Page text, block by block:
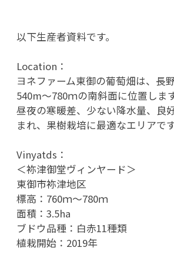
以下生産者資料です。
Location：
ヨネファーム東御の葡萄畑は、長
540m～780ｍの南斜面に位置します
昼夜の寒暖差、少ない降水量、良
まれ、果樹栽培に最適なエリアです
Vinyatds：
＜袮津御堂ヴィンヤード＞
東御市袮津地区
標高：760ｍ～780ｍ
面積：3.5ha
ブドウ品種：白赤11種類
植栽開始：2019年